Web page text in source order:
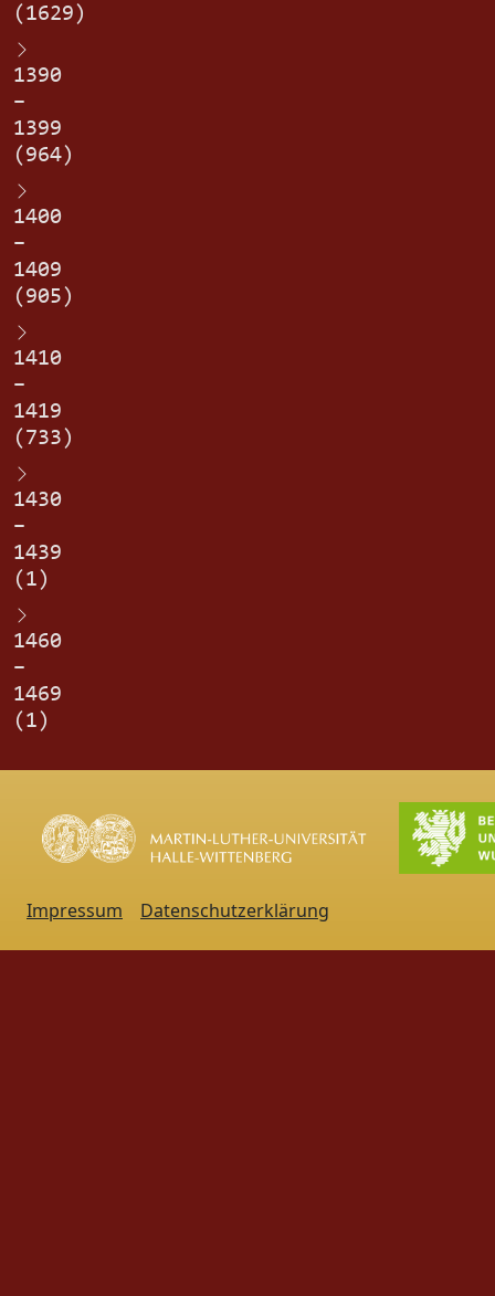
(1629)
1390
–
1399
(964)
1400
–
1409
(905)
1410
–
1419
(733)
1430
–
1439
(1)
1460
–
1469
(1)
Impressum Datenschutzerklärung